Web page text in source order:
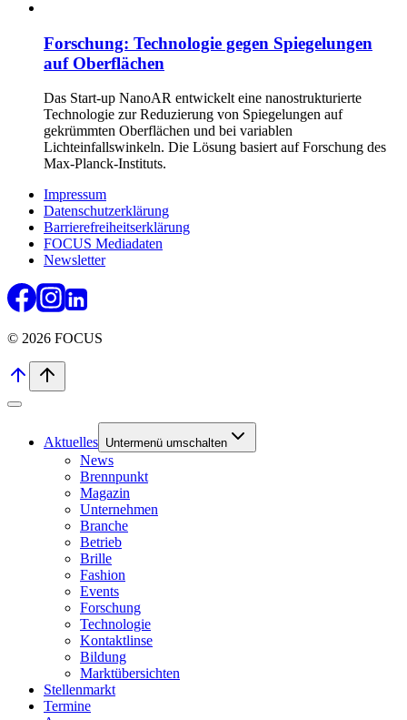
Forschung: Technologie gegen Spiegelungen
auf Oberflächen
Das Start-up NanoAR entwickelt eine nanostrukturierte
Technologie zur Reduzierung von Spiegelungen auf
gekrümmten Oberflächen und bei variablen
Lichteinfallswinkeln. Die Lösung basiert auf Forschung des
Max-Planck-Instituts.
Impressum
Datenschutzerklärung
Barrierefreiheitserklärung
FOCUS Mediadaten
Newsletter
© 2026 FOCUS
Aktuelles Untermenü umschalten
News
Brennpunkt
Magazin
Unternehmen
Branche
Betrieb
Brille
Fashion
Events
Forschung
Technologie
Kontaktlinse
Bildung
Marktübersichten
Stellenmarkt
Termine